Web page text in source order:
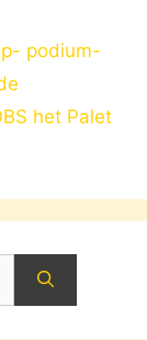
podium-
het Palet